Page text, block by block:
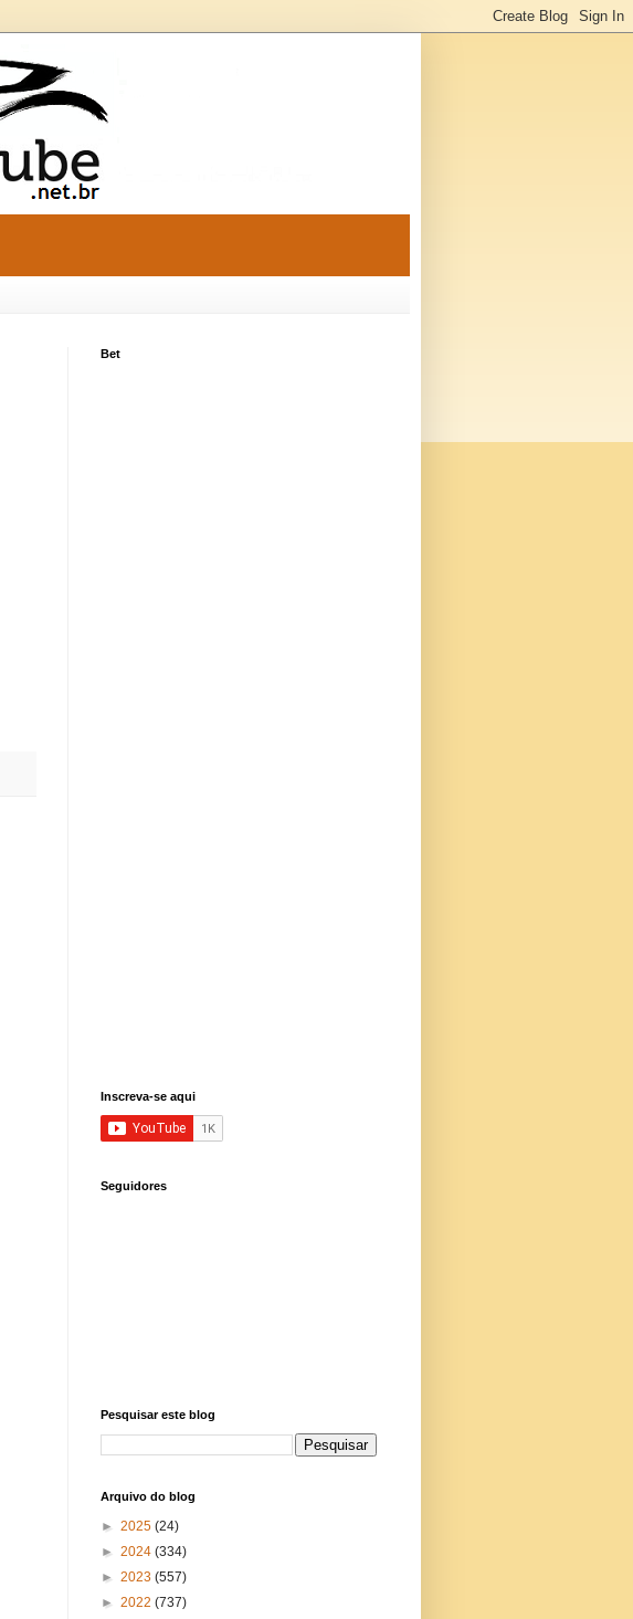
Bet
Inscreva-se aqui
Seguidores
Pesquisar este blog
Arquivo do blog
► 2025 (24)
► 2024 (334)
► 2023 (557)
► 2022 (737)